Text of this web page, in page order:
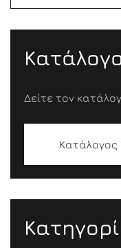
Δείτε τον
Κατάλογος